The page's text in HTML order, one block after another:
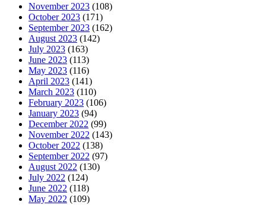
November 2023 (108)
October 2023 (171)
September 2023 (162)
August 2023 (142)
July 2023 (163)
June 2023 (113)
May 2023 (116)
April 2023 (141)
March 2023 (110)
February 2023 (106)
January 2023 (94)
December 2022 (99)
November 2022 (143)
October 2022 (138)
September 2022 (97)
August 2022 (130)
July 2022 (124)
June 2022 (118)
May 2022 (109)